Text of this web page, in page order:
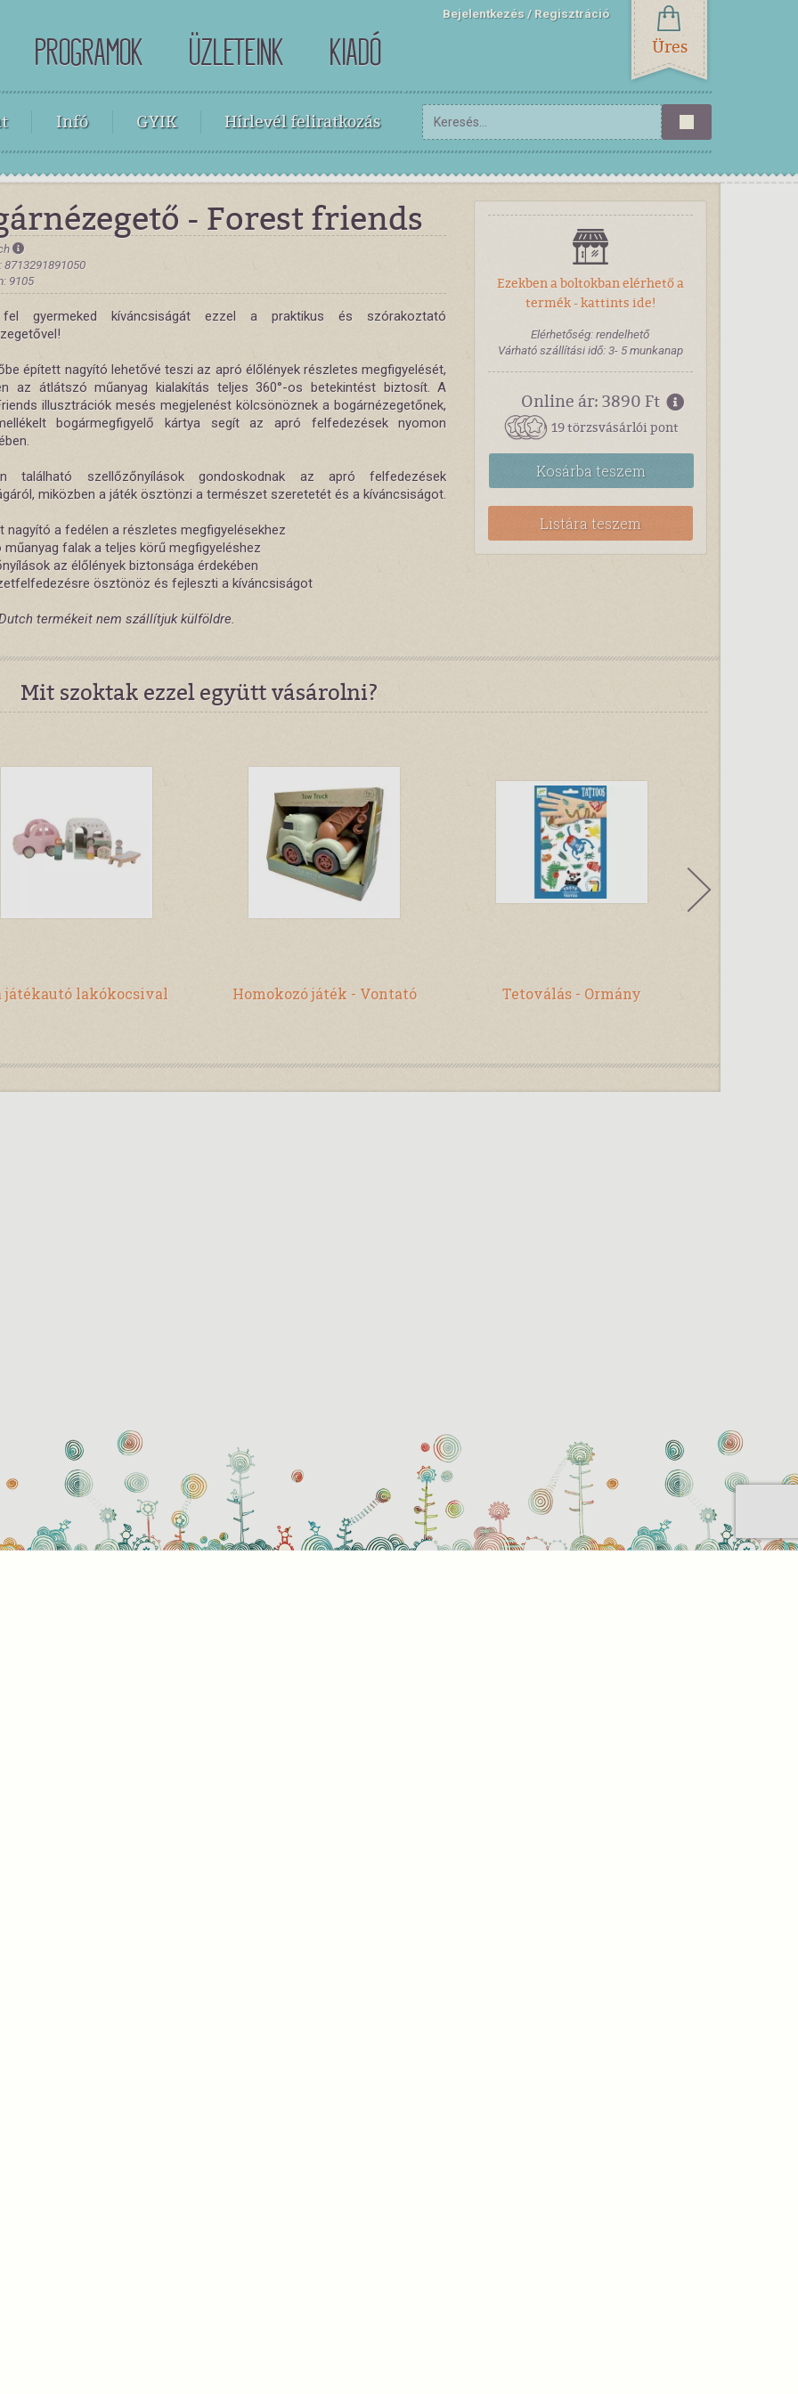
PROGRAMOK ÜZLETEINK KIADÓ
Bejelentkezés Regisztráció
Üres
Infó GYIK Hírlevél feliratkozás
- Forest friends
8713291891050
9105
gyermeked kíváncsiságát ezzel a praktikus és szórakoztató
épített nagyító lehetővé teszi az apró élőlények részletes megfigyelését,
az átlátszó műanyag kialakítás teljes 360°-os betekintést biztosít. A
illusztrációk mesés megjelenést kölcsönöznek a bogárnézegetőnek,
bogármegfigyelő kártya segít az apró felfedezések nyomon
található szellőzőnyílások gondoskodnak az apró felfedezések
miközben a játék ösztönzi a természet szeretetét és a kíváncsiságot.
nagyító a fedélen a részletes megfigyelésekhez
falak a teljes körű megfigyeléshez
az élőlények biztonsága érdekében
ösztönöz és fejleszti a kíváncsiságot
termékeit nem szállítjuk külföldre.
Ezekben a boltokban elérhető a
termék - kattints ide!
Elérhetőség: rendelhető
Várható szállítási idő: 3- 5 munkanap
Online ár: 3890 Ft
19 törzsvásárlói pont
Kosárbateszem
Listára teszem
Mit szoktak ezzel együtt vásárolni?
játékautó lakókocsival Homokozó játék - Vontató Tetoválás - Ormány